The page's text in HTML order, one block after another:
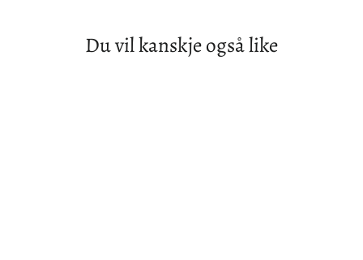
Du vil kanskje også like